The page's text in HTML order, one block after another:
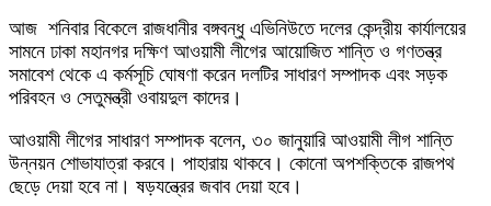
আজ শনিবার বিকেলে রাজধানীর বঙ্গবন্ধু এভিনিউতে দলের কেন্দ্রীয় কার্যালয়ের
সামনে ঢাকা মহানগর দক্ষিণ আওয়ামী লীগের আয়োজিত শান্তি ও গণতন্ত্র
সমাবেশ থেকে এ কর্মসূচি ঘোষণা করেন দলটির সাধারণ সম্পাদক এবং সড়ক
পরিবহন ও সেতুমন্ত্রী ওবায়দুল কাদের।
আওয়ামী লীগের সাধারণ সম্পাদক বলেন, ৩০ জানুয়ারি আওয়ামী লীগ শান্তি
উন্নয়ন শোভাযাত্রা করবে। পাহারায় থাকবে। কোনো অপশক্তিকে রাজপথ
ছেড়ে দেয়া হবে না। ষড়যন্ত্রের জবাব দেয়া হবে।